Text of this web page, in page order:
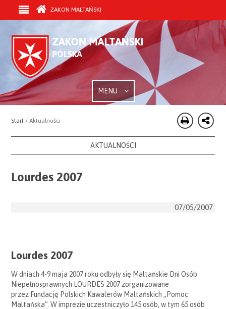
ZAKON MALTAŃSKI
MENU
Start / Aktualności
AKTUALNOŚCI
Lourdes 2007
07/05/2007
Lourdes 2007
W dniach 4-9 maja 2007 roku odbyły się Maltańskie Dni Osób
Niepełnosprawnych LOURDES 2007 zorganizowane
przez Fundację Polskich Kawalerów Maltańskich „Pomoc
Maltańska”. W imprezie uczestniczyło 145 osób, w tym 65 osób